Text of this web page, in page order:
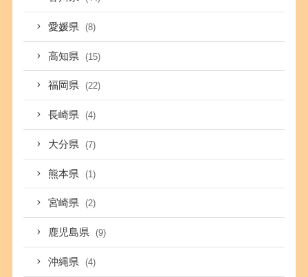
愛媛県 (8)
高知県 (15)
福岡県 (22)
長崎県 (4)
大分県 (7)
熊本県 (1)
宮崎県 (2)
鹿児島県 (9)
沖縄県 (4)